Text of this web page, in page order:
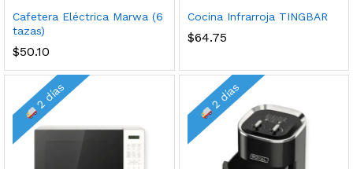
Cafetera Eléctrica Marwa (6
tazas)
$50.10
Cocina Infrarroja TINGBAR
$64.75
2 días 2 días